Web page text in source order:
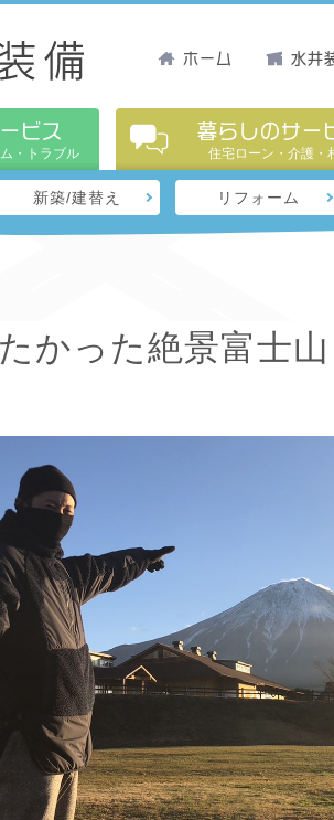
ホーム 水井
ビス
・トラブル
暮らしのサー
住宅ローン・介護・
新築/建替え リフォーム
かった絶景富士山